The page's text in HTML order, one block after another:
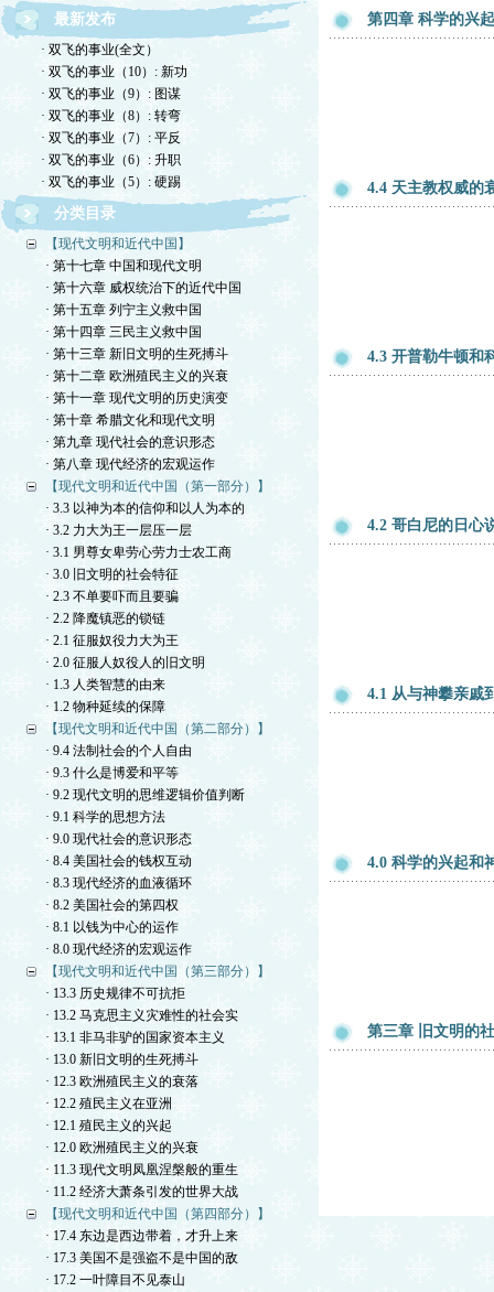
最新发布
· 双飞的事业(全文）
· 双飞的事业（10）: 新功
· 双飞的事业（9）: 图谋
· 双飞的事业（8）: 转弯
· 双飞的事业（7）: 平反
· 双飞的事业（6）: 升职
· 双飞的事业（5）: 硬踢
分类目录
【现代文明和近代中国】
· 第十七章 中国和现代文明
· 第十六章 威权统治下的近代中国
· 第十五章 列宁主义救中国
· 第十四章 三民主义救中国
· 第十三章 新旧文明的生死搏斗
· 第十二章 欧洲殖民主义的兴衰
· 第十一章 现代文明的历史演变
· 第十章 希腊文化和现代文明
· 第九章 现代社会的意识形态
· 第八章 现代经济的宏观运作
【现代文明和近代中国（第一部分）】
· 3.3 以神为本的信仰和以人为本的
· 3.2 力大为王一层压一层
· 3.1 男尊女卑劳心劳力士农工商
· 3.0 旧文明的社会特征
· 2.3 不单要吓而且要骗
· 2.2 降魔镇恶的锁链
· 2.1 征服奴役力大为王
· 2.0 征服人奴役人的旧文明
· 1.3 人类智慧的由来
· 1.2 物种延续的保障
【现代文明和近代中国（第二部分）】
· 9.4 法制社会的个人自由
· 9.3 什么是博爱和平等
· 9.2 现代文明的思维逻辑价值判断
· 9.1 科学的思想方法
· 9.0 现代社会的意识形态
· 8.4 美国社会的钱权互动
· 8.3 现代经济的血液循环
· 8.2 美国社会的第四权
· 8.1 以钱为中心的运作
· 8.0 现代经济的宏观运作
【现代文明和近代中国（第三部分）】
· 13.3 历史规律不可抗拒
· 13.2 马克思主义灾难性的社会实
· 13.1 非马非驴的国家资本主义
· 13.0 新旧文明的生死搏斗
· 12.3 欧洲殖民主义的衰落
· 12.2 殖民主义在亚洲
· 12.1 殖民主义的兴起
· 12.0 欧洲殖民主义的兴衰
· 11.3 现代文明凤凰涅槃般的重生
· 11.2 经济大萧条引发的世界大战
【现代文明和近代中国（第四部分）】
· 17.4 东边是西边带着，才升上来
· 17.3 美国不是强盗不是中国的敌
· 17.2 一叶障目不见泰山
第四章 科学的兴
4.4 天主教权威的
4.3 开普勒牛顿和
4.2 哥白尼的日心
4.1 从与神攀亲戚
4.0 科学的兴起和
第三章 旧文明的